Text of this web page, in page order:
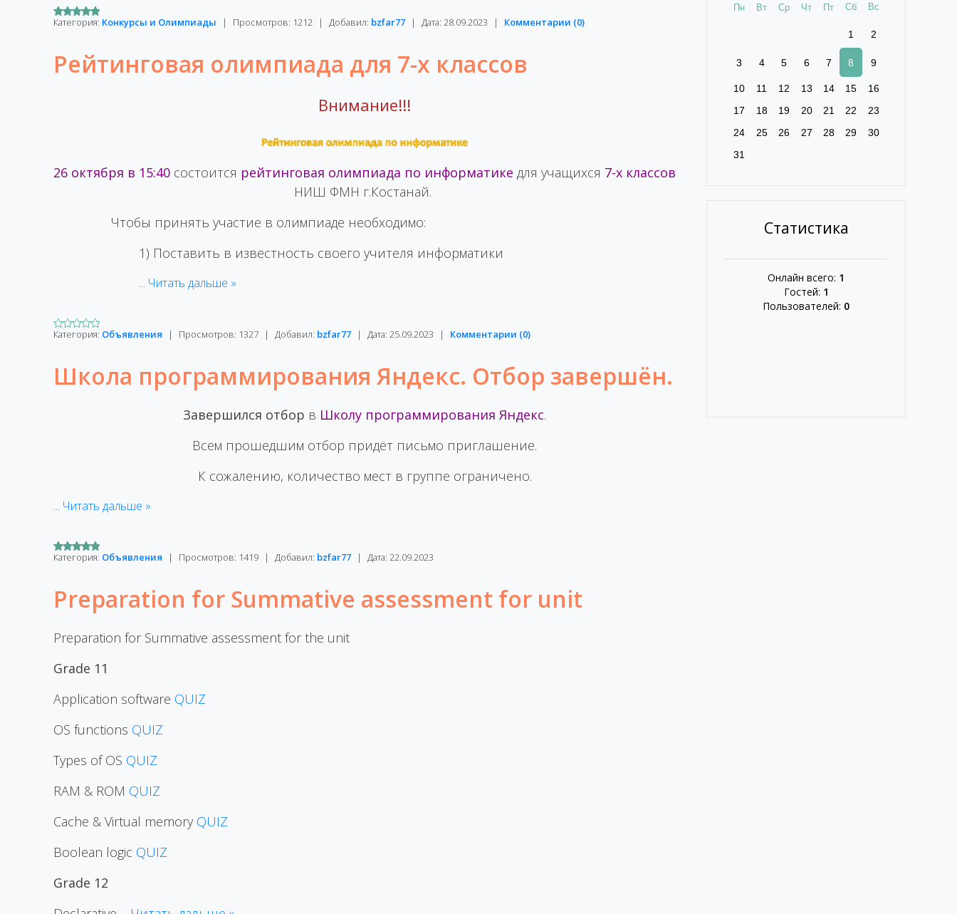
Категория: Конкурсы и Олимпиады | Просмотров: 1212 | Добавил: bzfar77 | Дата: 28.09.2023 | Комментарии (0)
Рейтинговая олимпиада для 7-х классов
Внимание!!!
26 октября в 15:40 состоится рейтинговая олимпиада по информатике для учащихся 7-х классов
НИШ ФМН г.Костанай.
Чтобы принять участие в олимпиаде необходимо:
1) Поставить в известность своего учителя информатики
... Читать дальше »
Категория: Объявления | Просмотров: 1327 | Добавил: bzfar77 | Дата: 25.09.2023 | Комментарии (0)
Школа программирования Яндекс. Отбор завершён.
Завершился отбор в Школу программирования Яндекс.
Всем прошедшим отбор придёт письмо приглашение.
К сожалению, количество мест в группе ограничено.
... Читать дальше »
Категория: Объявления | Просмотров: 1419 | Добавил: bzfar77 | Дата: 22.09.2023
Preparation for Summative assessment for unit
Preparation for Summative assessment for the unit
Grade 11
Application software QUIZ
OS functions QUIZ
Types of OS QUIZ
RAM & ROM QUIZ
Cache & Virtual memory QUIZ
Boolean logic QUIZ
Grade 12
Пн Вт Ср Чт Пт Сб Вс
1 2
3 4 5 6 7 8 9
10 11 12 13 14 15
16
17
18 19 20 21 22
23
24
25 26 27 28 29
30
31
Статистика
Онлайн всего: 1
Гостей: 1
Пользователей: 0